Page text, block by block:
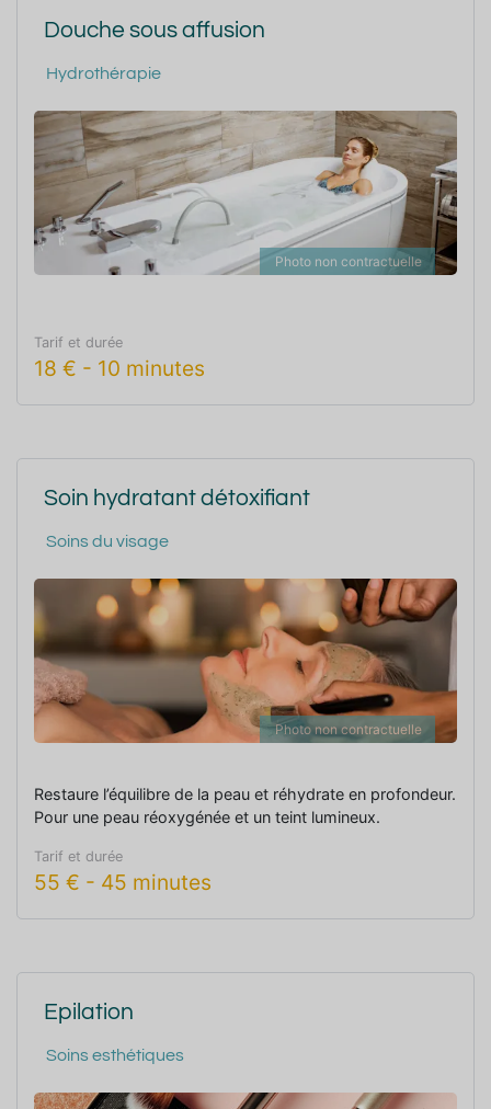
Douche sous affusion
Hydrothérapie
Photo non contractuelle
Tarif et durée
18 € - 10 minutes
Soin hydratant détoxifiant
Soins du visage
Photo non contractuelle
Restaure l’équilibre de la peau et réhydrate en profondeur.
Pour une peau réoxygénée et un teint lumineux.
Tarif et durée
55 € - 45 minutes
Epilation
Soins esthétiques